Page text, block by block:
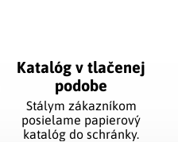
Katalóg v tlačenej
podobe
Stálym zákazníkom
posielame papierový
katalóg do schránky.